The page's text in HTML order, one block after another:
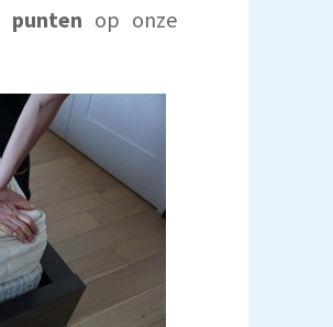
op onze